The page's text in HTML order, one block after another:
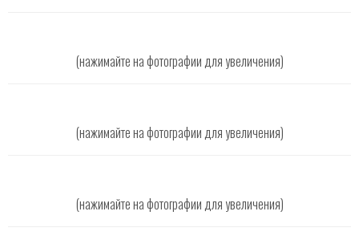
(нажимайте на фотографии для увеличения)
(нажимайте на фотографии для увеличения)
(нажимайте на фотографии для увеличения)